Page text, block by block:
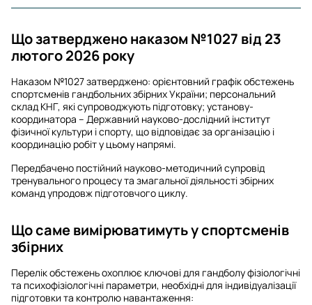
Що затверджено наказом №1027 від 23
лютого 2026 року
Наказом №1027 затверджено: орієнтовний графік обстежень
спортсменів гандбольних збірних України; персональний
склад КНГ, які супроводжують підготовку; установу-
координатора – Державний науково-дослідний інститут
фізичної культури і спорту, що відповідає за організацію і
координацію робіт у цьому напрямі.
Передбачено постійний науково-методичний супровід
тренувального процесу та змагальної діяльності збірних
команд упродовж підготовчого циклу.
Що саме вимірюватимуть у спортсменів
збірних
Перелік обстежень охоплює ключові для гандболу фізіологічні
та психофізіологічні параметри, необхідні для індивідуалізації
підготовки та контролю навантаження: